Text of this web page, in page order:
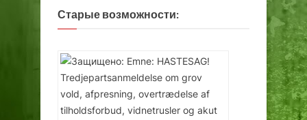
Старые возможности: